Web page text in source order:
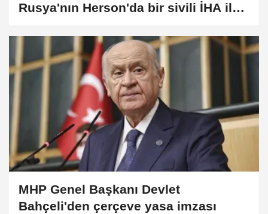
Rusya'nın Herson'da bir sivili İHA ile
hedef aldığını bildirdi
MHP Genel Başkanı Devlet
Bahçeli'den çerçeve yasa imzası